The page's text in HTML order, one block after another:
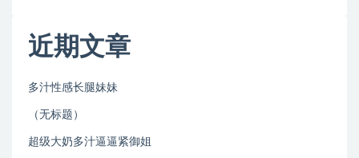
近期文章
多汁性感长腿妹妹
（无标题）
超级大奶多汁逼逼紧御姐